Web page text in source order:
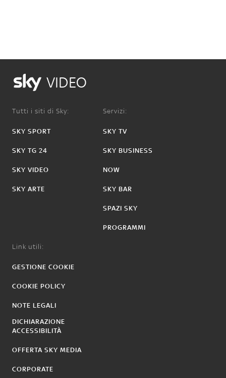
VIDEO
Tutti i siti di Sky:
SKY SPORT
SKY TG 24
SKY VIDEO
SKY ARTE
Servizi:
SKY TV
SKY BUSINESS
NOW
SKY BAR
SPAZI SKY
PROGRAMMI
Link utili:
GESTIONE COOKIE
COOKIE POLICY
NOTE LEGALI
DICHIARAZIONE
ACCESSIBILITÀ
OFFERTA SKY MEDIA
CORPORATE